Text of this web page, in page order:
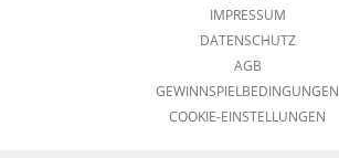
IMPRESSUM
DATENSCHUTZ
AGB
GEWINNSPIELBEDINGUNGEN
COOKIE-EINSTELLUNGEN